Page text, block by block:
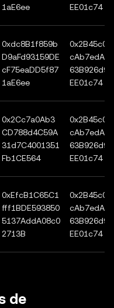
1aE6ee
EE01c74
0xdc8B1f859b
D9aFd93159DE
cF75eaDD5f87
1aE6ee
EE01c74
0x2Cc7a0Ab3
CD788d4C59A
31d7C4001351
Fb1CE564
EE01c74
0xEfcB1C65C1
fff1BDE593850
5137AddA08c0
2713B
EE01c74
de